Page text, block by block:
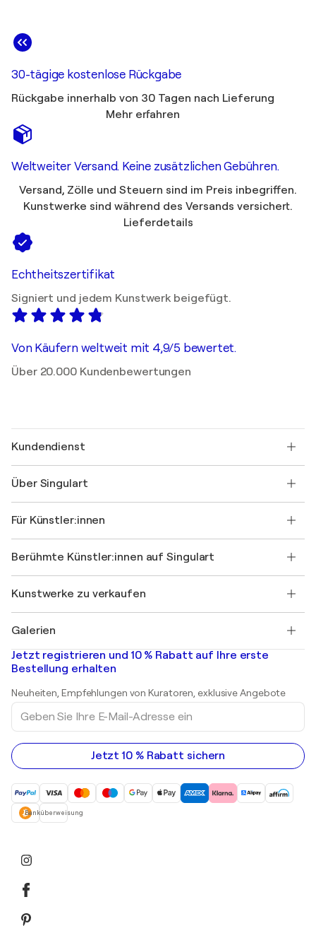
30-tägige kostenlose Rückgabe
Rückgabe innerhalb von 30 Tagen nach Lieferung
Mehr erfahren
Weltweiter Versand. Keine zusätzlichen Gebühren.
Versand, Zölle und Steuern sind im Preis inbegriffen.
Kunstwerke sind während des Versands versichert.
Lieferdetails
Echtheitszertifikat
Signiert und jedem Kunstwerk beigefügt.
Von Käufern weltweit mit 4,9/5 bewertet.
Über 20.000 Kundenbewertungen
Kundendienst
Versand
Einen Gutschein verschenken
Werden Sie Mitglied unseres Handelsprogramms
Ihr Konto
+49 30 31196995
Über Singulart
FAQ
Singulart-Magazin
Jobs
Entdecken Sie kuratierte Originalkunst
Für Künstler:innen
Als Künstler anmelden
Berühmte Künstler:innen auf Singulart
Marc Chagall
Banksy
Mr. Brainwash
Shepard Fairey
Kunstwerke zu verkaufen
Abstrakte Gemälde zu verkaufen
Landschaftsgemälde
Drucke
Acrylgemälde
Galerien
Kunstgalerien in Deutschland
Kunstgalerien in Schweiz
Jetzt registrieren und 10 % Rabatt auf Ihre erste
Bestellung erhalten
Neuheiten, Empfehlungen von Kuratoren, exklusive Angebote
Geben
Sie
Ihre
E-
Mail-
Adresse
Jetzt 10 % Rabatt sichern
Banküberweisung